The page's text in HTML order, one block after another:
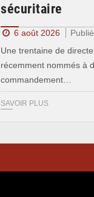
sécuritaire
6 août 2026
Une trentaine de
récemment nommés à
commandement…
SAVOIR PLUS